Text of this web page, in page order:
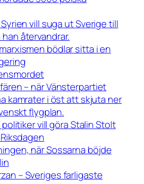
vill suga ut Sverige till
återvandrar.
bödlar sitta i en
– när Vänsterpartiet
kamrater i öst att skjuta ner
flygplan.
politiker vill göra Stalin Stolt
när Sossarna böjde
– Sveriges farligaste